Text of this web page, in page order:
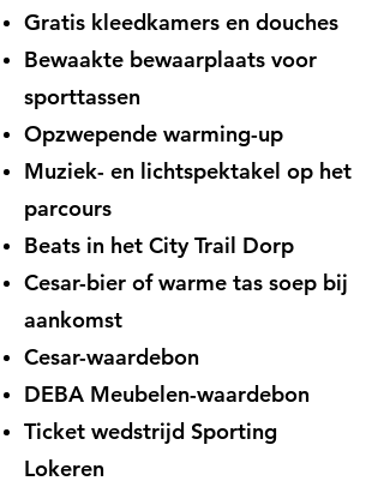
Gratis kleedkamers en douches
Bewaakte bewaarplaats voor
sporttassen
Opzwepende warming-up
Muziek- en lichtspektakel op het
parcours
Beats in het City Trail Dorp
Cesar-bier of warme tas soep bij
aankomst
Cesar-waardebon
DEBA Meubelen-waardebon
Ticket wedstrijd Sporting
Lokeren